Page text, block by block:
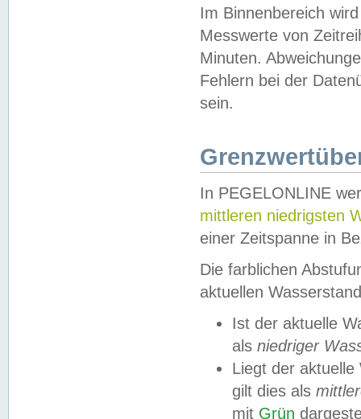
Im Binnenbereich
Messwerte von
Minuten.
Fehlern bei der
sein.
In PEGELONLINE
mittleren niedrigsten
einer Zeitspanne in
Die farblichen
aktuellen
Ist der aktuelle
als niedriger
Liegt der
gilt dies als
mit Grün